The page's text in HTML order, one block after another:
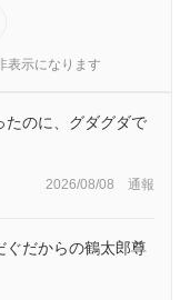
表示になります
たのに、グダグダで
2026/08/08 通報
ぐだからの鶴太郎尊